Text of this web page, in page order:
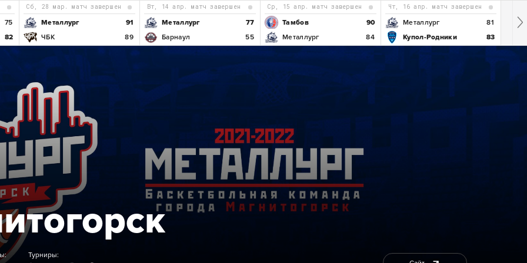
75
82
сб, 28 мар. матч завершен
Металлург
91
ЧБК
89
вт, 14 апр. матч завершен
Металлург
77
Барнаул
55
ср, 15 апр. матч завершен
Тамбов
90
Металлург
84
чт, 16 апр. матч завершен
Металлург
81
Купол-Родники
83
Турниры: